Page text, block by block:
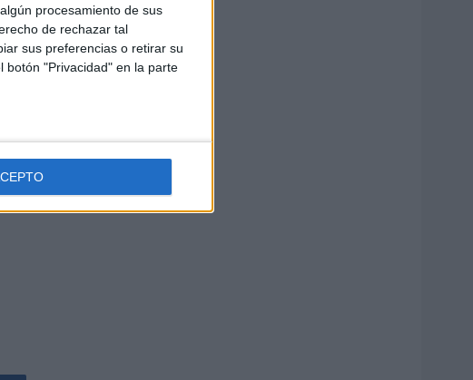
procesamiento de sus
de rechazar tal
sus preferencias o retirar su
botón "Privacidad" en la parte